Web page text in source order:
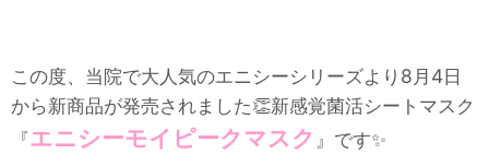
この度、当院で大人気のエニシーシリーズより8月4日
から新商品が発売されました👏新感覚菌活シートマスク
『エニシーモイピークマスク 』です✨